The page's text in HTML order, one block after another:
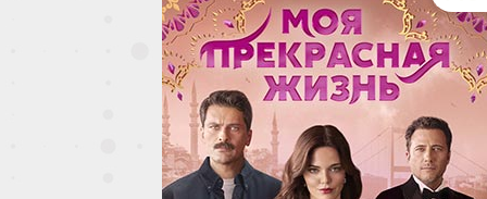
54 серия
55 серия
58 серия
59 серия
62 серия
63 серия
66 серия
67 серия